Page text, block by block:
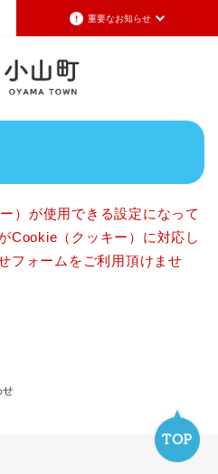
ばして本文へ重要なお知らせ
（英語）
中文（簡体字）
背景色変更 白 黒 青
せ
）が使用できる設定になって
Cookie（クッキー）に対応し
フォームをご利用頂けませ